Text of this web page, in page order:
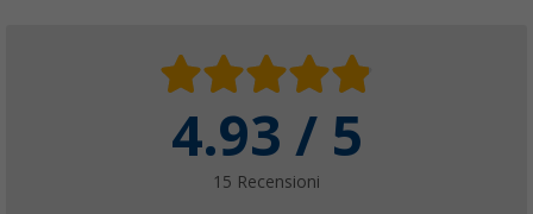
4.93 / 5
15 Recensioni